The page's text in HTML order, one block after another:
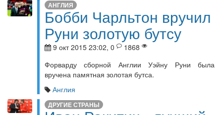
АНГЛИЯ
Бобби Чарльтон вручил
Руни золотую бутсу
9 окт 2015 23:02, 0
1868
Форварду сборной Англии Уэйну Руни была
вручена памятная золотая бутса.
Англия
ДРУГИЕ СТРАНЫ